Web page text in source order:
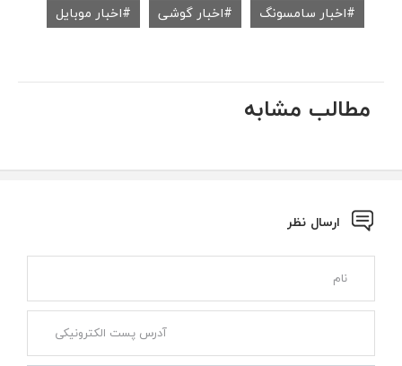
اخبار سامسونگ اخبار گوشی اخبار موبایل
مطالب مشابه
ارسال نظر